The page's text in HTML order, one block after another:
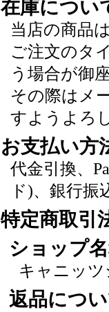
在庫につい
当店の商品
ご注文のタ
う場合が御
その際はメ
すようよろ
お支払い方
代金引換、
ド)、銀行振
特定商取引
ショップ
キャニッ
返品につ